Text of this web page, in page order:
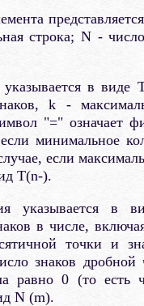
строка; N -
в
k -
"=" означает
минимальное
если
T(n-).
указывается
в числе,
точки и
знаков дробной
равно 0 (то есть
N (m).